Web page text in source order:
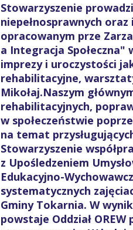
Stowarzyszenie
niepełnosprawnych
opracowanym prze
a Integracja
imprezy i uroczystości
rehabilitacyjne,
Mikołaj.Naszym
rehabilitacyjnych,
w społeczeństwie
na temat
Stowarzyszenie
z Upośledzeniem
Edukacyjno-
systematycznych
Gminy Tokarnia. W
powstaje Oddział